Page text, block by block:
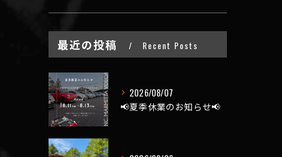
最近の投稿 Recent Posts
2026/08/07
📢夏季休業のお知らせ📢